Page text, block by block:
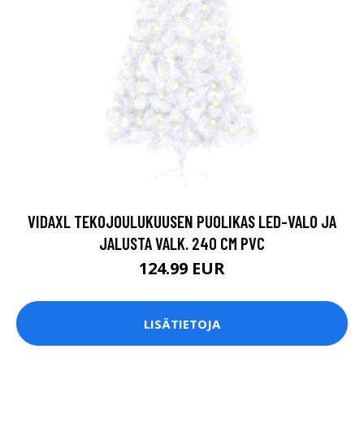
VIDAXL TEKOJOULUKUUSEN PUOLIKAS LED-VALO JA
JALUSTA VALK. 240 CM PVC
124.99 EUR
LISÄTIETOJA